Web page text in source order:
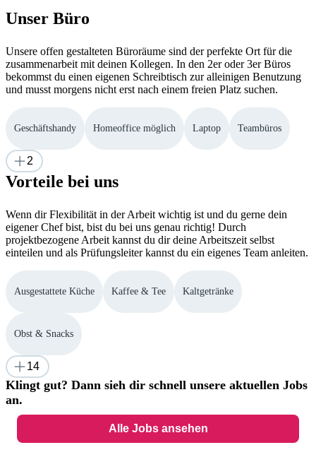
Unser Büro
Unsere offen gestalteten Büroräume sind der perfekte Ort für die
zusammenarbeit mit deinen Kollegen. In den 2er oder 3er Büros
bekommst du einen eigenen Schreibtisch zur alleinigen Benutzung
und musst morgens nicht erst nach einem freien Platz suchen.
Geschäftshandy Homeoffice möglich Laptop Teambüros
2
Vorteile bei uns
Wenn dir Flexibilität in der Arbeit wichtig ist und du gerne dein
eigener Chef bist, bist du bei uns genau richtig! Durch
projektbezogene Arbeit kannst du dir deine Arbeitszeit selbst
einteilen und als Prüfungsleiter kannst du ein eigenes Team anleiten.
Ausgestattete Küche Kaffee & Tee Kaltgetränke
Obst & Snacks
14
Klingt gut? Dann sieh dir schnell unsere aktuellen Jobs
an.
Alle Jobs ansehen